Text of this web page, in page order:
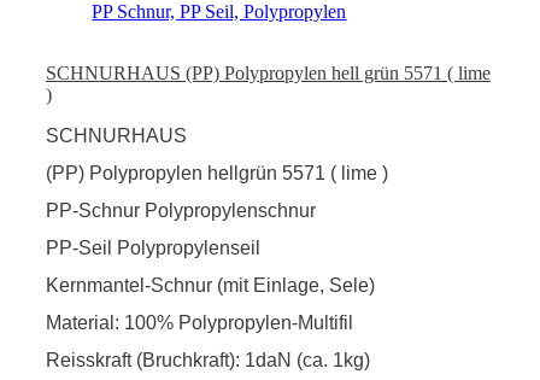
PP Schnur, PP Seil, Polypropylen
SCHNURHAUS (PP) Polypropylen hell grün 5571 ( lime
)
SCHNURHAUS
(PP) Polypropylen hellgrün 5571 ( lime )
PP-Schnur Polypropylenschnur
PP-Seil Polypropylenseil
Kernmantel-Schnur (mit Einlage, Sele)
Material: 100% Polypropylen-Multifil
Reisskraft (Bruchkraft): 1daN (ca. 1kg)